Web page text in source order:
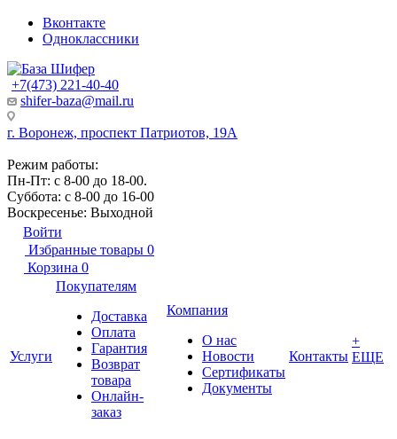
Вконтакте
Одноклассники
+7(473) 221-40-40
shifer-baza@mail.ru
г. Воронеж, проспект Патриотов, 19А
Режим работы:
Пн-Пт: с 8-00 до 18-00.
Суббота: с 8-00 до 16-00
Воскресенье: Выходной
Войти
Избранные товары 0
Корзина 0
Услуги
Покупателям
Доставка
Оплата
Гарантия
Возврат
товара
Онлайн-
заказ
Компания
О нас
Новости
Сертификаты
Документы
Контакты
+
ЕЩЕ